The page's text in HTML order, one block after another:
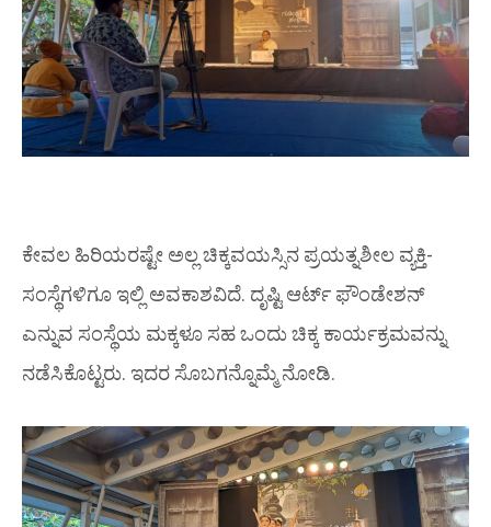
ಕೇವಲ ಹಿರಿಯರಷ್ಟೇ ಅಲ್ಲ ಚಿಕ್ಕವಯಸ್ಸಿನ ಪ್ರಯತ್ನಶೀಲ ವ್ಯಕ್ತಿ-
ಸಂಸ್ಥೆಗಳಿಗೂ ಇಲ್ಲಿ ಅವಕಾಶವಿದೆ. ದೃಷ್ಟಿ ಆರ್ಟ್ ಫೌಂಡೇಶನ್
ಎನ್ನುವ ಸಂಸ್ಥೆಯ ಮಕ್ಕಳೂ ಸಹ ಒಂದು ಚಿಕ್ಕ ಕಾರ್ಯಕ್ರಮವನ್ನು
ನಡೆಸಿಕೊಟ್ಟರು. ಇದರ ಸೊಬಗನ್ನೊಮ್ಮೆ ನೋಡಿ.